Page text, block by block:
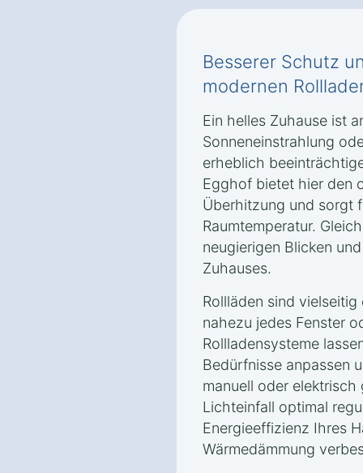
Besserer Schutz
modernen
Ein helles Zuhause ist
Sonneneinstrahlung
erheblich
Egghof bietet hier den
Überhitzung und sorgt
Raumtemperatur.
neugierigen Blicken
Zuhauses.
Rollläden sind
nahezu jedes Fenster
Rollladensysteme
Bedürfnisse anpassen
manuell oder elektrisch
Lichteinfall optimal
Energieeffizienz Ihres
Wärmedämmung